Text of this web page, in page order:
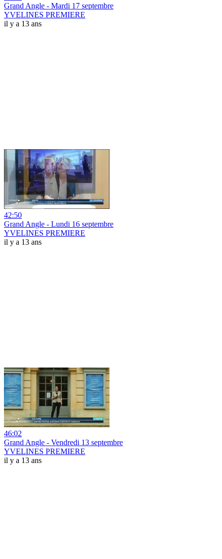
Grand Angle - Mardi 17 septembre
YVELINES PREMIERE
il y a 13 ans
42:50
Grand Angle - Lundi 16 septembre
YVELINES PREMIERE
il y a 13 ans
46:02
Grand Angle - Vendredi 13 septembre
YVELINES PREMIERE
il y a 13 ans